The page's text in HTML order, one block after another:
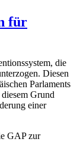
für
die
Diesen
Parlaments
Grund
einer
GAP zur